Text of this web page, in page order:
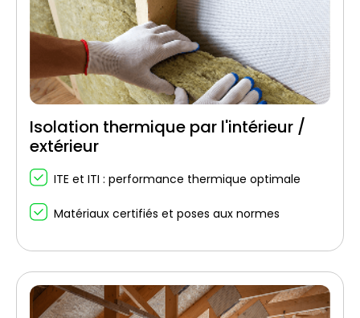
Isolation thermique par l'intérieur /
extérieur
ITE et ITI : performance thermique optimale
Matériaux certifiés et poses aux normes